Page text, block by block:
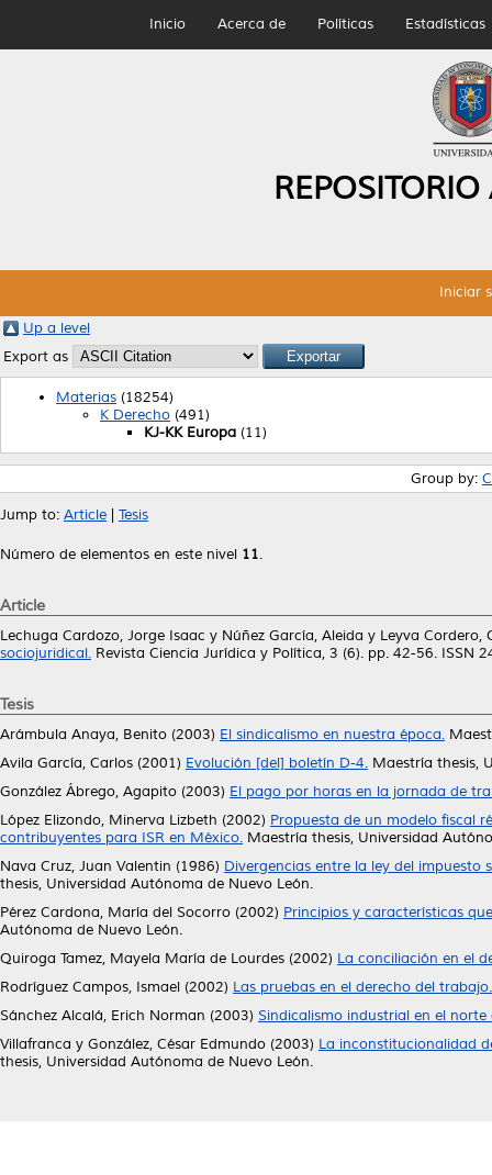
Inicio Acerca de Políticas Estadísticas
Iniciar
Up a level
Export as
Materias (18254)
K Derecho (491)
KJ-KK Europa (11)
Group by:
Jump to: Article Tesis
Número de elementos en este nivel 11.
Article
Lechuga Cardozo, Jorge Isaac y Núñez García, Aleida y Leyva Cordero,
sociojuridical. Revista Ciencia Jurídica y Política, 3 (6). pp. 42-56. ISSN
Tesis
Arámbula Anaya, Benito (2003) El sindicalismo en nuestra época.
Avila García, Carlos (2001) Evolución [del] boletín D-4. Maestría thesis,
González Ábrego, Agapito (2003) El pago por horas en la jornada de
López Elizondo, Minerva Lizbeth (2002) Propuesta de un modelo fiscal
contribuyentes para ISR en México. Maestría thesis, Universidad
Nava Cruz, Juan Valentin (1986) Divergencias entre la ley del
thesis, Universidad Autónoma de Nuevo León.
Pérez Cardona, María del Socorro (2002) Principios y características
Autónoma de Nuevo León.
Quiroga Tamez, Mayela María de Lourdes (2002) La conciliación en el
Rodríguez Campos, Ismael (2002) Las pruebas en el derecho del trabajo.
Sánchez Alcalá, Erich Norman (2003) Sindicalismo industrial en el norte
Villafranca y González, César Edmundo (2003) La inconstitucionalidad
thesis, Universidad Autónoma de Nuevo León.